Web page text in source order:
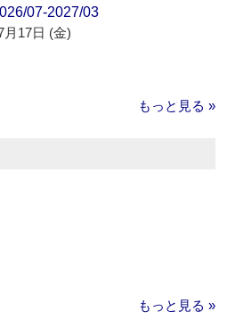
07-2027/03
月17日 (金)
もっと見る »
もっと見る »